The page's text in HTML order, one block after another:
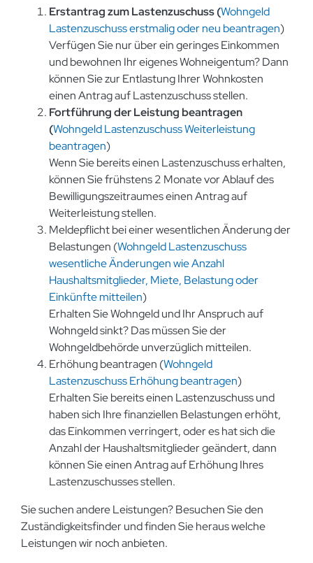
Erstantrag zum Lastenzuschuss (Wohngeld
Lastenzuschuss erstmalig oder neu beantragen)
Verfügen Sie nur über ein geringes Einkommen
und bewohnen Ihr eigenes Wohneigentum? Dann
können Sie zur Entlastung Ihrer Wohnkosten
einen Antrag auf Lastenzuschuss stellen.
Fortführung der Leistung beantragen
(Wohngeld Lastenzuschuss Weiterleistung
beantragen)
Wenn Sie bereits einen Lastenzuschuss erhalten,
können Sie frühstens 2 Monate vor Ablauf des
Bewilligungszeitraumes einen Antrag auf
Weiterleistung stellen.
Meldepflicht bei einer wesentlichen Änderung der
Belastungen (Wohngeld Lastenzuschuss
wesentliche Änderungen wie Anzahl
Haushaltsmitglieder, Miete, Belastung oder
Einkünfte mitteilen)
Erhalten Sie Wohngeld und Ihr Anspruch auf
Wohngeld sinkt? Das müssen Sie der
Wohngeldbehörde unverzüglich mitteilen.
Erhöhung beantragen (Wohngeld
Lastenzuschuss Erhöhung beantragen)
Erhalten Sie bereits einen Lastenzuschuss und
haben sich Ihre finanziellen Belastungen erhöht,
das Einkommen verringert, oder es hat sich die
Anzahl der Haushaltsmitglieder geändert, dann
können Sie einen Antrag auf Erhöhung Ihres
Lastenzuschusses stellen.
Sie suchen andere Leistungen? Besuchen Sie den
Zuständigkeitsfinder und finden Sie heraus welche
Leistungen wir noch anbieten.